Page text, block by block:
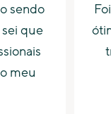
sendo
que
meu